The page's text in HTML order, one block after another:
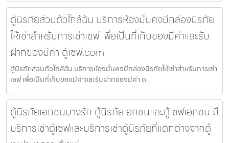
ตู้นิรภัยส่วนตัวใกล้ฉัน บริการห้องมั่นคงมีกล่องนิรภัย
ให้เช่าสำหรับการเช่าเซฟ เพื่อเป็นที่เก็บของมีค่าและรับ
ฝากของมีค่า ตู้เซฟ.com
ตู้นิรภัยส่วนตัวใกล้ฉัน บริการห้องมั่นคงมีกล่องนิรภัยให้เช่าสำหรับการเช่า
เซฟ เพื่อเป็นที่เก็บของมีค่าและรับฝากของมีค่า ต
ตู้นิรภัยเอกชนบางรัก ตู้นิรภัยเอกชนและตู้เซฟเอกชน มี
บริการเช่าตู้เซฟและบริการเช่าตู้นิรภัยที่แตกต่างจากตู้